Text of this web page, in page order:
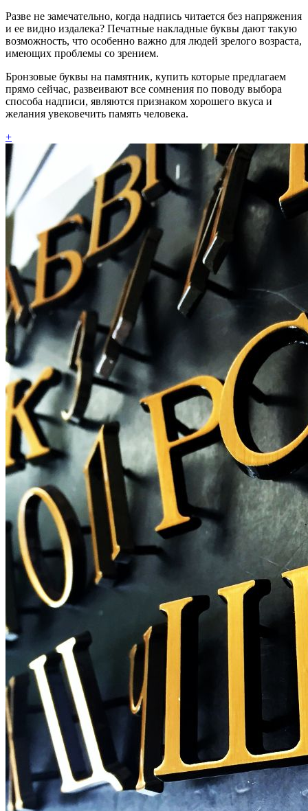
Разве не замечательно, когда надпись читается без напряжения
и ее видно издалека? Печатные накладные буквы дают такую
возможность, что особенно важно для людей зрелого возраста,
имеющих проблемы со зрением.
Бронзовые буквы на памятник, купить которые предлагаем
прямо сейчас, развеивают все сомнения по поводу выбора
способа надписи, являются признаком хорошего вкуса и
желания увековечить память человека.
+